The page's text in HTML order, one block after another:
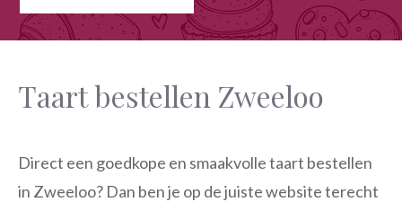
Taart bestellen Zweeloo
Direct een goedkope en smaakvolle taart bestellen
in Zweeloo? Dan ben je op de juiste website terecht